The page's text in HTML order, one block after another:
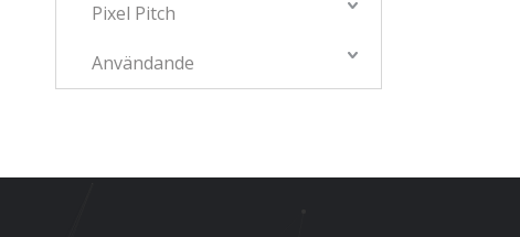
Pixel Pitch
Användande